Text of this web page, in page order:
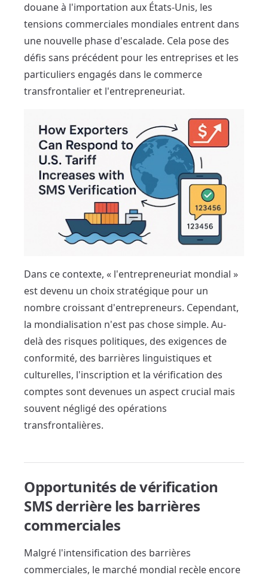
douane à l'importation aux États-Unis, les
tensions commerciales mondiales entrent dans
une nouvelle phase d'escalade. Cela pose des
défis sans précédent pour les entreprises et les
particuliers engagés dans le commerce
transfrontalier et l'entrepreneuriat.
Dans ce contexte, « l'entrepreneuriat mondial »
est devenu un choix stratégique pour un
nombre croissant d'entrepreneurs. Cependant,
la mondialisation n'est pas chose simple. Au-
delà des risques politiques, des exigences de
conformité, des barrières linguistiques et
culturelles, l'inscription et la vérification des
comptes sont devenues un aspect crucial mais
souvent négligé des opérations
transfrontalières.
Opportunités de vérification
SMS derrière les barrières
commerciales
Malgré l'intensification des barrières
commerciales, le marché mondial recèle encore